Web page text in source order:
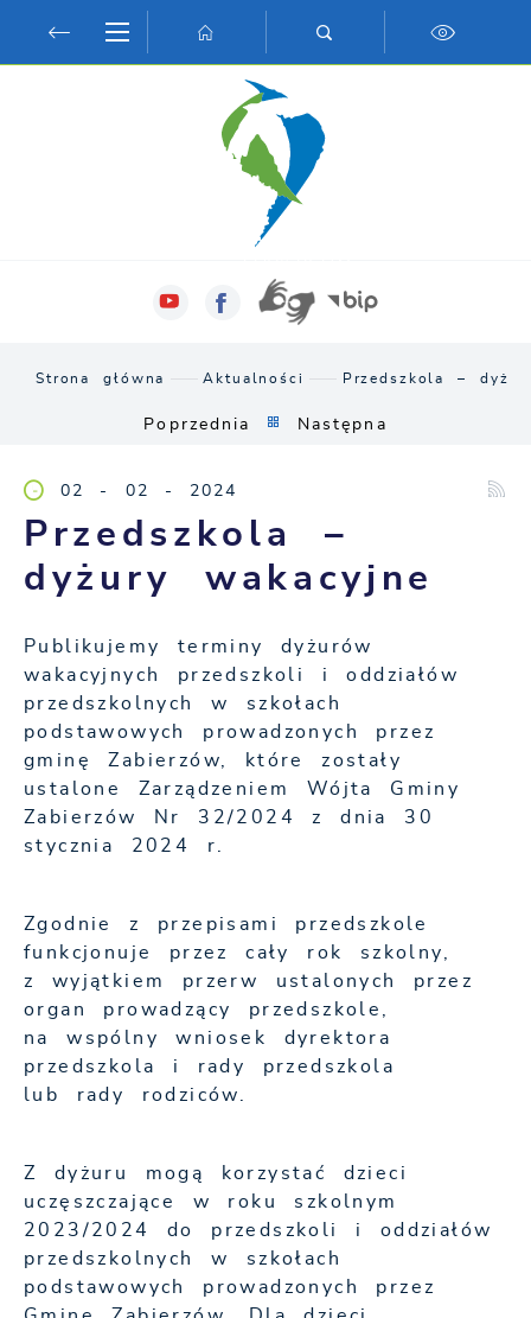
Przejdź do menu.
Przejdź do wyszukiwarki.
Przejdź do treści.
Przejdź do ustawień wielkości czcionki.
Włącz wersję kontrastową strony.
Strona główna Aktualności Przedszkola –
Poprzednia Następna
02 - 02 - 2024
Przedszkola –
dyżury wakacyjne
Publikujemy terminy dyżurów
wakacyjnych przedszkoli i oddziałów
przedszkolnych w szkołach
podstawowych prowadzonych przez
gminę Zabierzów, które zostały
ustalone Zarządzeniem Wójta Gminy
Zabierzów Nr 32/2024 z dnia 30
stycznia 2024 r.
Zgodnie z przepisami przedszkole
funkcjonuje przez cały rok szkolny,
z wyjątkiem przerw ustalonych przez
organ prowadzący przedszkole,
na wspólny wniosek dyrektora
przedszkola i rady przedszkola
lub rady rodziców.
Z dyżuru mogą korzystać dzieci
uczęszczające w roku szkolnym
2023/2024 do przedszkoli i oddziałów
przedszkolnych w szkołach
podstawowych prowadzonych przez